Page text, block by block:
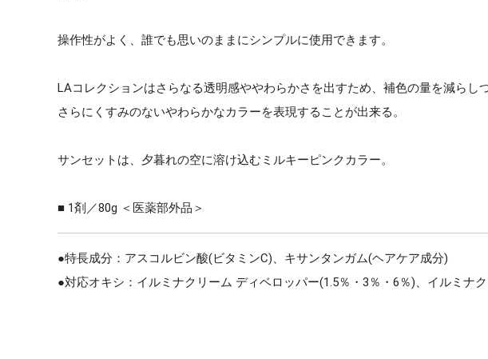
操作性がよく、誰でも思いのままにシンプルに使用できます。
LAコレクションはさらなる透明感ややわらかさを出すため、補色の量を減らし
さらにくすみのないやわらかなカラーを表現することが出来る。
サンセットは、夕暮れの空に溶け込むミルキーピンクカラー。
■ 1剤／80g ＜医薬部外品＞
●特長成分：アスコルビン酸(ビタミンC)、キサンタンガム(ヘアケア成分)
●対応オキシ：イルミナクリーム ディベロッパー(1.5％・3％・6％)、イルミナ